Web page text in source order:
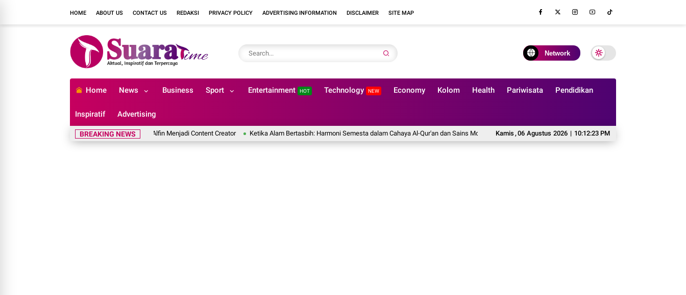
HOME ABOUT US CONTACT US REDAKSI PRIVACY POLICY ADVERTISING INFORMATION DISCLAIMER SITE MAP
Network
Home News Business Sport Entertainment HOT Technology NEW Economy Kolom Health Pariwisata Pendidikan
Inspiratif Advertising
Kamis ,06 Agustus 2026 | 10:12:24 PM
BREAKING NEWS
Membangun FinguinMC, Ini Perjalanan Alfin Menjadi Content Creator Ketika Alam Bertasbih: Harmoni Semesta dalam Cahaya Al-Qur'an dan Sains Modern Ketika Influencer Menjadi Cermin Diri di Tengah Budaya Validasi Digital